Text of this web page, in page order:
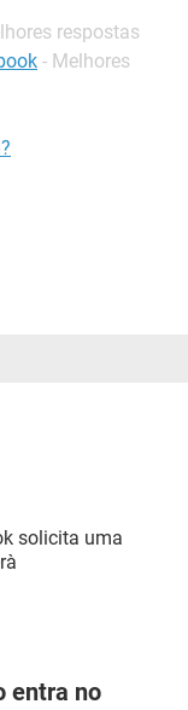
respostas
- Melhores
solicita uma
entra no